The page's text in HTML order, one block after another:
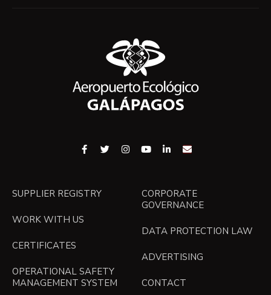
SUPPLIER REGISTRY
WORK WITH US
CERTIFICATES
OPERATIONAL SAFETY
MANAGEMENT SYSTEM
CORPORATE
GOVERNANCE
DATA PROTECTION LAW
ADVERTISING
CONTACT